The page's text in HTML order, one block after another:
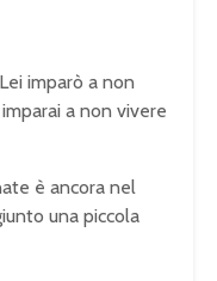
imparò a non
a non vivere
è ancora nel
una piccola